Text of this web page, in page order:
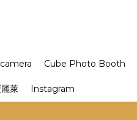
Cube Photo Booth
萊 Instagram